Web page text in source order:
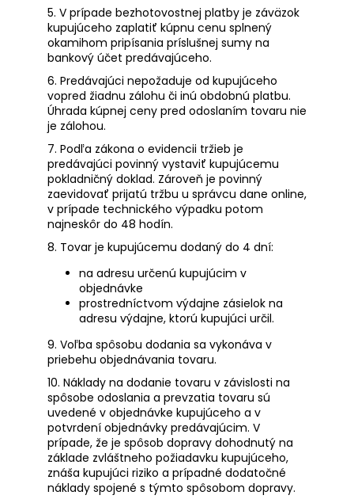
5. V prípade bezhotovostnej platby je záväzok
kupujúceho zaplatiť kúpnu cenu splnený
okamihom pripísania príslušnej sumy na
bankový účet predávajúceho.
6. Predávajúci nepožaduje od kupujúceho
vopred žiadnu zálohu či inú obdobnú platbu.
Úhrada kúpnej ceny pred odoslaním tovaru nie
je zálohou.
7. Podľa zákona o evidencii tržieb je
predávajúci povinný vystaviť kupujúcemu
pokladničný doklad. Zároveň je povinný
zaevidovať prijatú tržbu u správcu dane online,
v prípade technického výpadku potom
najneskôr do 48 hodín.
8. Tovar je kupujúcemu dodaný do 4 dní:
na adresu určenú kupujúcim v
objednávke
prostredníctvom výdajne zásielok na
adresu výdajne, ktorú kupujúci určil.
9. Voľba spôsobu dodania sa vykonáva v
priebehu objednávania tovaru.
10. Náklady na dodanie tovaru v závislosti na
spôsobe odoslania a prevzatia tovaru sú
uvedené v objednávke kupujúceho a v
potvrdení objednávky predávajúcim. V
prípade, že je spôsob dopravy dohodnutý na
základe zvláštneho požiadavku kupujúceho,
znáša kupujúci riziko a prípadné dodatočné
náklady spojené s týmto spôsobom dopravy.